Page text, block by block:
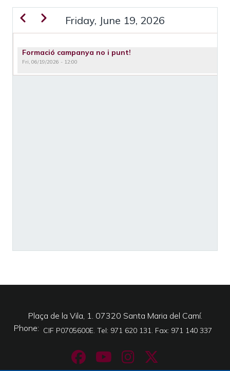
Friday, June 19, 2026
Previous
Next
Formació campanya no i punt!
Fri, 06/19/2026 - 12:00
Plaça de la Vila, 1. 07320 Santa Maria del Camí.
Phone
CIF P0705600E. Tel: 971 620 131. Fax: 971 140 337